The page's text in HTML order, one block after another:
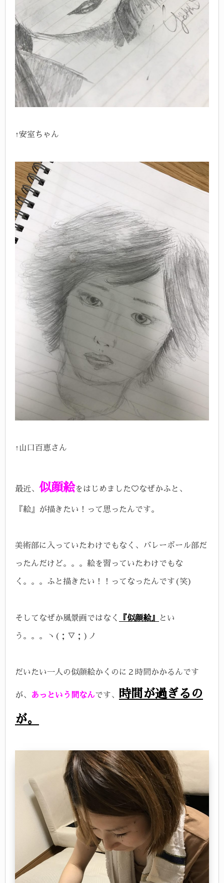
↑安室ちゃん
↑山口百恵さん
最近、 似顔絵をはじめました♡なぜかふと、
『絵』が描きたい！って思ったんです。
美術部に入っていたわけでもなく、バレーボール部だ
ったんだけど。。。 絵を習っていたわけでもな
く。。。 ふと描きたい！！ってなったんです(笑)
そしてなぜか風景画ではなく 『似顔絵』 とい
う。。。ヽ(；▽；)ノ
だいたい一人の似顔絵かくのに２時間かかるんです
が、 あっという間なんです、 時間が過ぎるの
が。